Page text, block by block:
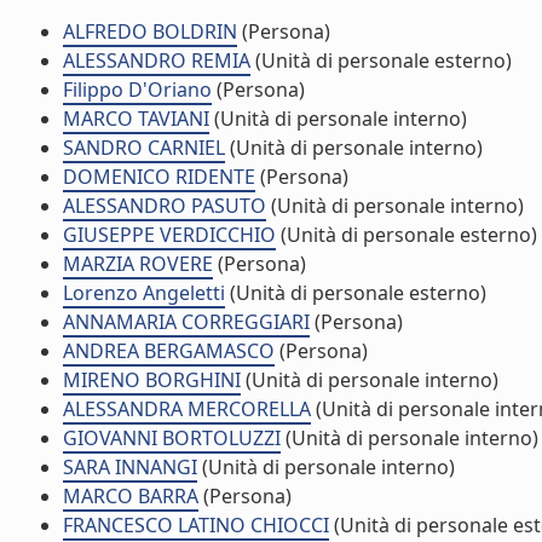
ALFREDO BOLDRIN (Persona)
ALESSANDRO REMIA(Unità di personale esterno)
Filippo D'Oriano (Persona)
MARCO TAVIANI(Unità di personale interno)
SANDRO CARNIEL(Unità di personale interno)
DOMENICO RIDENTE (Persona)
ALESSANDRO PASUTO (Unità di personale interno)
GIUSEPPE VERDICCHIO (Unità di personale esterno)
MARZIA ROVERE (Persona)
Lorenzo Angeletti (Unità di personale esterno)
ANNAMARIA CORREGGIARI(Persona)
ANDREA BERGAMASCO (Persona)
MIRENO BORGHINI(Unità di personale interno)
ALESSANDRA MERCORELLA(Unità di personale
GIOVANNI BORTOLUZZI(Unità di personale interno)
SARA INNANGI(Unità di personale interno)
MARCO BARRA(Persona)
FRANCESCO LATINO CHIOCCI(Unità di personale